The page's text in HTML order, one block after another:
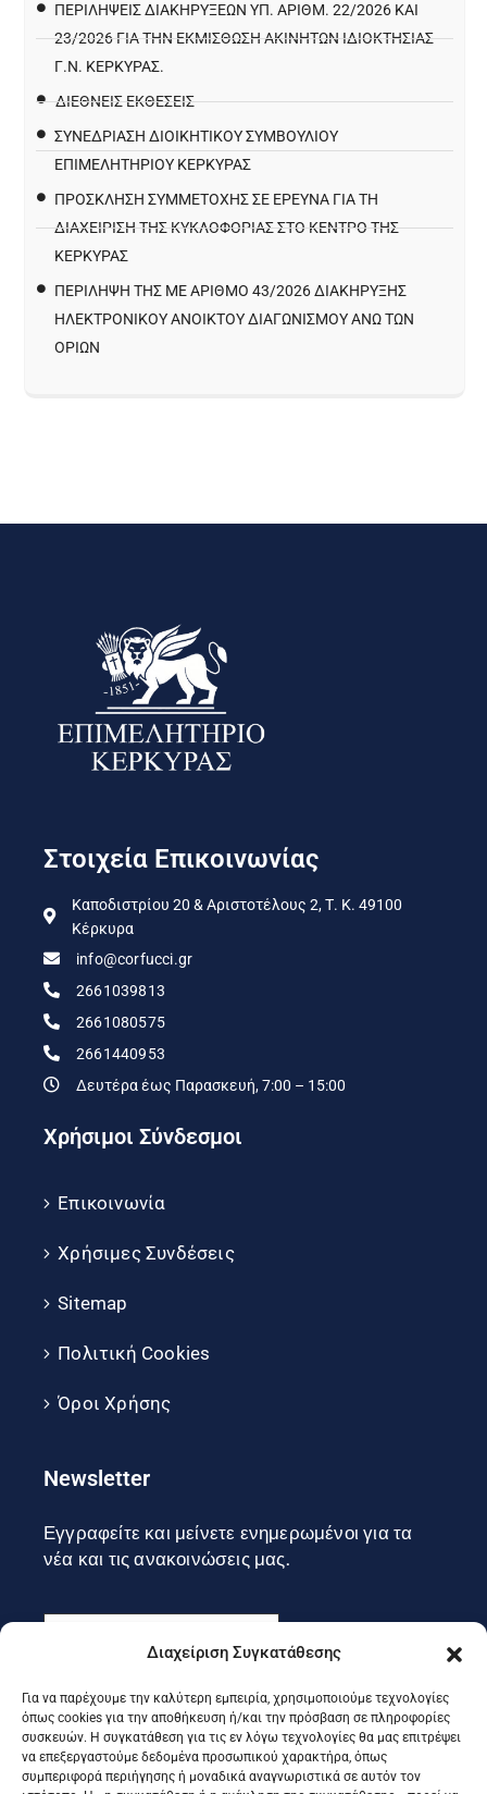
Διαχείριση Συγκατάθεσης
Για να παρέχουμε την καλύτερη εμπειρία, χρησιμοποιούμε τεχνολογίες
όπως cookies για την αποθήκευση ή/και την πρόσβαση σε πληροφορίες
συσκευών. Η συγκατάθεση για τις εν λόγω τεχνολογίες θα μας επιτρέψει
να επεξεργαστούμε δεδομένα προσωπικού χαρακτήρα, όπως
συμπεριφορά περιήγησης ή μοναδικά αναγνωριστικά σε αυτόν τον
ΠΕΡΙΛΉΨΕΙΣ ΔΙΑΚΗΡΎΞΕΩΝ ΥΠ. ΑΡΙΘΜ. 22/2026 ΚΑΙ
23/2026 ΓΙΑ ΤΗΝ ΕΚΜΊΣΘΩΣΗ ΑΚΙΝΉΤΩΝ ΙΔΙΟΚΤΗΣΊΑΣ
Γ.Ν. ΚΈΡΚΥΡΑΣ.
ΔΙΕΘΝΕΙΣ ΕΚΘΕΣΕΙΣ
ΣΥΝΕΔΡΙΑΣΗ ΔΙΟΙΚΗΤΙΚΟΥ ΣΥΜΒΟΥΛΙΟΥ
ΕΠΙΜΕΛΗΤΗΡΙΟΥ ΚΕΡΚΥΡΑΣ
ΠΡΌΣΚΛΗΣΗ ΣΥΜΜΕΤΟΧΉΣ ΣΕ ΈΡΕΥΝΑ ΓΙΑ ΤΗ
ΔΙΑΧΕΊΡΙΣΗ ΤΗΣ ΚΥΚΛΟΦΟΡΊΑΣ ΣΤΟ ΚΈΝΤΡΟ ΤΗΣ
ΚΈΡΚΥΡΑΣ
ΠΕΡΙΛΗΨΗ ΤΗΣ ΜΕ ΑΡΙΘΜΟ 43/2026 ΔΙΑΚΗΡΥΞΗΣ
ΗΛΕΚΤΡΟΝΙΚΟΥ ΑΝΟΙΚΤΟΥ ΔΙΑΓΩΝΙΣΜΟΥ ΑΝΩ ΤΩΝ
ΟΡΙΩΝ
Στοιχεία Επικοινωνίας
Καποδιστρίου 20 & Αριστοτέλους 2, Τ. Κ. 49100
Κέρκυρα
info@corfucci.gr
2661039813
2661080575
2661440953
Δευτέρα έως Παρασκευή, 7:00 – 15:00
Χρήσιμοι Σύνδεσμοι
Επικοινωνία
Χρήσιμες Συνδέσεις
Sitemap
Πολιτική Cookies
Όροι Χρήσης
Newsletter
Εγγραφείτε και μείνετε ενημερωμένοι για τα
νέα και τις ανακοινώσεις μας.
Εγγραφή